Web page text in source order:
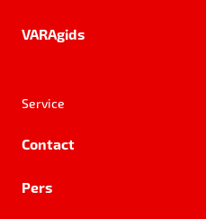
VARAgids
Service
Contact
Pers